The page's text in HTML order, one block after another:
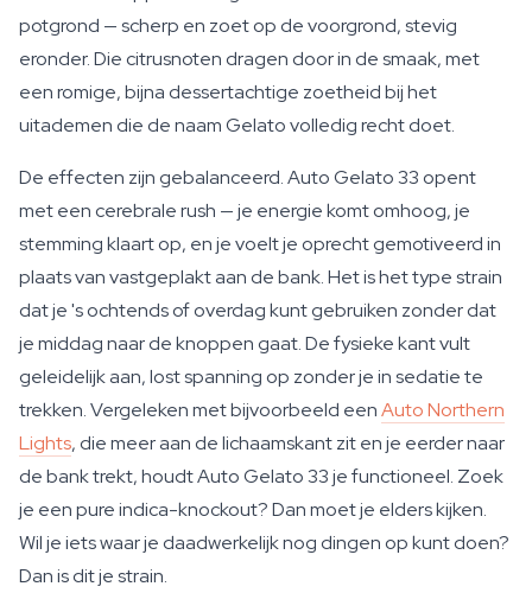
potgrond — scherp en zoet op de voorgrond, stevig
eronder. Die citrusnoten dragen door in de smaak, met
een romige, bijna dessertachtige zoetheid bij het
uitademen die de naam Gelato volledig recht doet.
De effecten zijn gebalanceerd. Auto Gelato 33 opent
met een cerebrale rush — je energie komt omhoog, je
stemming klaart op, en je voelt je oprecht gemotiveerd in
plaats van vastgeplakt aan de bank. Het is het type strain
dat je 's ochtends of overdag kunt gebruiken zonder dat
je middag naar de knoppen gaat. De fysieke kant vult
geleidelijk aan, lost spanning op zonder je in sedatie te
trekken. Vergeleken met bijvoorbeeld eenAuto Northern
Lights, die meer aan de lichaamskant zit en je eerder naar
de bank trekt, houdt Auto Gelato 33 je functioneel. Zoek
je een pure indica-knockout? Dan moet je elders kijken.
Wil je iets waar je daadwerkelijk nog dingen op kunt doen?
Dan is dit je strain.